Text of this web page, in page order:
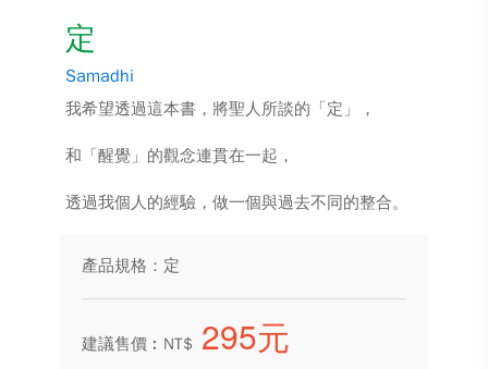
定
Samadhi
我希望透過這本書，將聖人所談的「定」，
和「醒覺」的觀念連貫在一起，
透過我個人的經驗，做一個與過去不同的整合。
產品規格：定
建議售價︰NT$ 295元